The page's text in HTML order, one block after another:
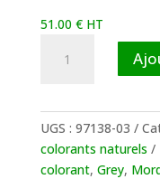
51.00 € HT
UGS : 97138-03
colorants naturels
colorant, Grey,